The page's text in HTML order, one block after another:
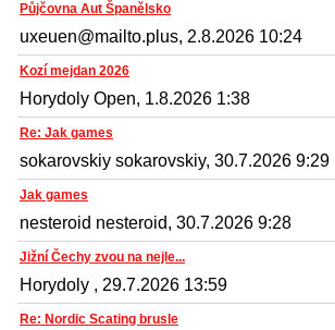
Půjčovna Aut Španělsko
uxeuen@mailto.plus, 2.8.2026 10:24
Kozí mejdan 2026
Horydoly Open, 1.8.2026 1:38
Re: Jak games
sokarovskiy sokarovskiy, 30.7.2026 9:29
Jak games
nesteroid nesteroid, 30.7.2026 9:28
Jižní Čechy zvou na nejle...
Horydoly , 29.7.2026 13:59
Re: Nordic Scating brusle